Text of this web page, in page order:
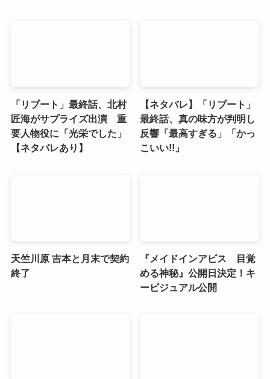
「リブート」最終話、北村
匠海がサプライズ出演 重
要人物役に「光栄でした」
【ネタバレあり】
【ネタバレ】「リブート」
最終話、真の味方が判明し
反響「最高すぎる」「かっ
こいい!!」
天竺川原 吉本と月末で契約
終了
『メイドインアビス 目覚
める神秘』公開日決定！キ
ービジュアル公開